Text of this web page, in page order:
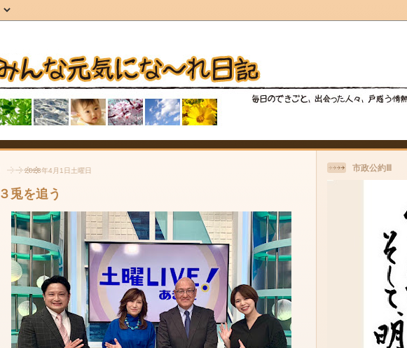
2023年4月1日土曜日
３兎を追う
市政公約Ⅲ